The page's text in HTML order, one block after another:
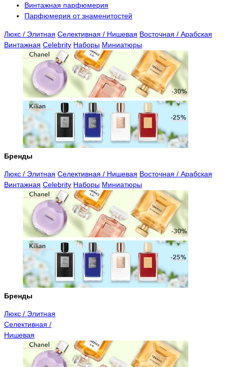
Винтажная парфюмерия
Парфюмерия от знаменитостей
Люкс / Элитная Селективная / Нишевая Восточная / Арабская
Винтажная Celebrity Наборы Миниатюры
Бренды
Люкс / Элитная Селективная / Нишевая Восточная / Арабская
Винтажная Celebrity Наборы Миниатюры
Бренды
Люкс / Элитная
Селективная /
Нишевая